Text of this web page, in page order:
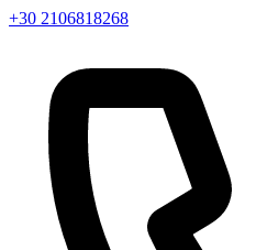
+30 2106818268